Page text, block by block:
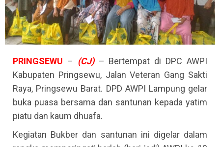
PRINGSEWU – (CJ)– Bertempat di DPC AWPI
Kabupaten Pringsewu, Jalan Veteran Gang Sakti
Raya, Pringsewu Barat. DPD AWPI Lampung gelar
buka puasa bersama dan santunan kepada yatim
piatu dan kaum dhuafa.
Kegiatan Bukber dan santunan ini digelar dalam